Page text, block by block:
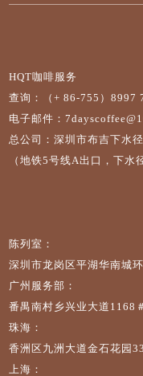
HQT咖啡服务
查询：（+ 86-755）8997
电子邮件：
总公司：深圳市布吉下水
（地铁5号线A出口，下水
陈列室：
深圳市龙岗区平湖华南城
广州服务部：
番禺南村乡兴业大道1168
珠海：
香洲区九洲大道金石花园
上海：